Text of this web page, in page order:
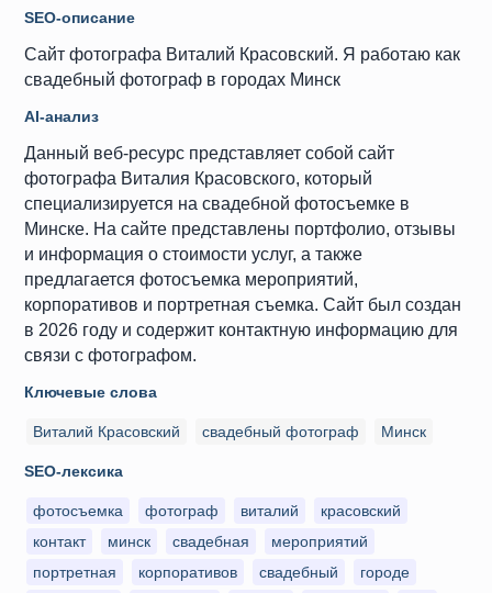
SEO-описание
Сайт фотографа Виталий Красовский. Я работаю как
свадебный фотограф в городах Минск
AI-анализ
Данный веб-ресурс представляет собой сайт
фотографа Виталия Красовского, который
специализируется на свадебной фотосъемке в
Минске. На сайте представлены портфолио, отзывы
и информация о стоимости услуг, а также
предлагается фотосъемка мероприятий,
корпоративов и портретная съемка. Сайт был создан
в 2026 году и содержит контактную информацию для
связи с фотографом.
Ключевые слова
Виталий Красовский свадебный фотограф Минск
SEO-лексика
фотосъемка фотограф виталий
красовский
контакт
минск свадебная
мероприятий
портретная
корпоративов свадебный
городе